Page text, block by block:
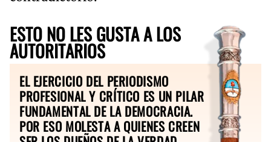
ESTO NO LES GUSTA A LOS
AUTORITARIOS
EL EJERCICIO DEL PERIODISMO
PROFESIONAL Y CRÍTICO ES UN PILAR
FUNDAMENTAL DE LA DEMOCRACIA.
POR ESO MOLESTA A QUIENES CREEN